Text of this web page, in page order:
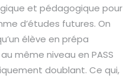
et pédagogique pour
d’études futures. On
élève en prépa
même niveau en PASS
doublant. Ce qui,